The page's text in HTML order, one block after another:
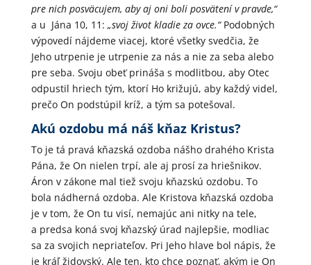
pre nich posväcujem, aby aj oni boli posvätení v pravde,“
a u Jána 10, 11: „svoj život kladie za ovce.“Podobných
výpovedí nájdeme viacej, ktoré všetky svedčia, že
Jeho utrpenie je utrpenie za nás a nie za seba alebo
pre seba. Svoju obeť prináša s modlitbou, aby Otec
odpustil hriech tým, ktorí Ho križujú, aby každý videl,
prečo On podstúpil kríž, a tým sa potešoval.
Akú ozdobu má náš kňaz Kristus?
To je tá pravá kňazská ozdoba nášho drahého Krista
Pána, že On nielen trpí, ale aj prosí za hriešnikov.
Áron v zákone mal tiež svoju kňazskú ozdobu. To
bola nádherná ozdoba. Ale Kristova kňazská ozdoba
je v tom, že On tu visí, nemajúc ani nitky na tele,
a predsa koná svoj kňazský úrad najlepšie, modliac
sa za svojich nepriateľov. Pri Jeho hlave bol nápis, že
je kráľ židovský. Ale ten, kto chce poznať, akým je On